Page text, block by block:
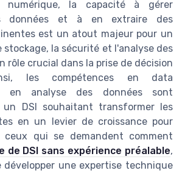
numérique, la capacité à gérer
données et à en extraire des
est un atout majeur pour un
stockage, la sécurité et l'analyse des
rôle crucial dans la prise de décision
les compétences en data
en analyse des données sont
un DSI souhaitant transformer les
en un levier de croissance pour
ceux qui se demandent comment
de DSI sans expérience préalable,
développer une expertise technique